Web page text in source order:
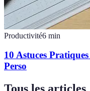
Productivité6 min
10 Astuces
Perso